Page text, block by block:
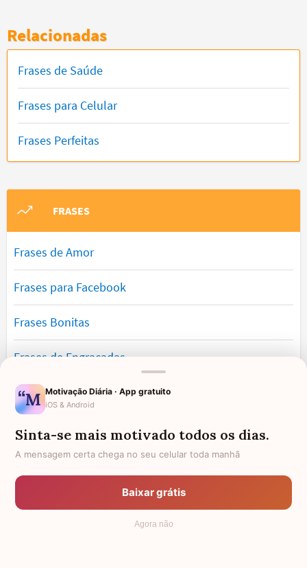
Relacionadas
Frases de Saúde
Frases para Celular
Frases Perfeitas
FRASES
Frases de Amor
Frases para Facebook
Frases Bonitas
Frases de Engraçadas
Frases Românticas
Frases de Reflexão
Frases Lindas
Motivação Diária · App gratuito
iOS & Android
Sinta-se mais motivado todos os dias.
A mensagem certa chega no seu celular toda manhã
Baixar grátis
Agora não